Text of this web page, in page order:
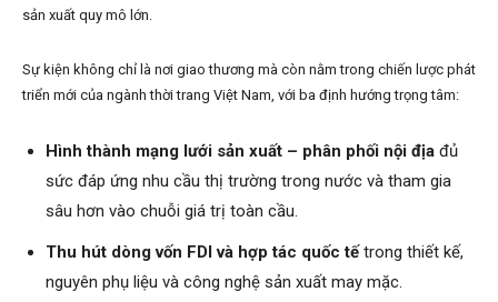
sản xuất quy mô lớn.
Sự kiện không chỉ là nơi giao thương mà còn nằm trong chiến lược phát
triển mới của ngành thời trang Việt Nam, với ba định hướng trọng tâm:
Hình thành mạng lưới sản xuất – phân phối nội địa đủ
sức đáp ứng nhu cầu thị trường trong nước và tham gia
sâu hơn vào chuỗi giá trị toàn cầu.
Thu hút dòng vốn FDI và hợp tác quốc tếtrong thiết kế,
nguyên phụ liệu và công nghệ sản xuất may mặc.